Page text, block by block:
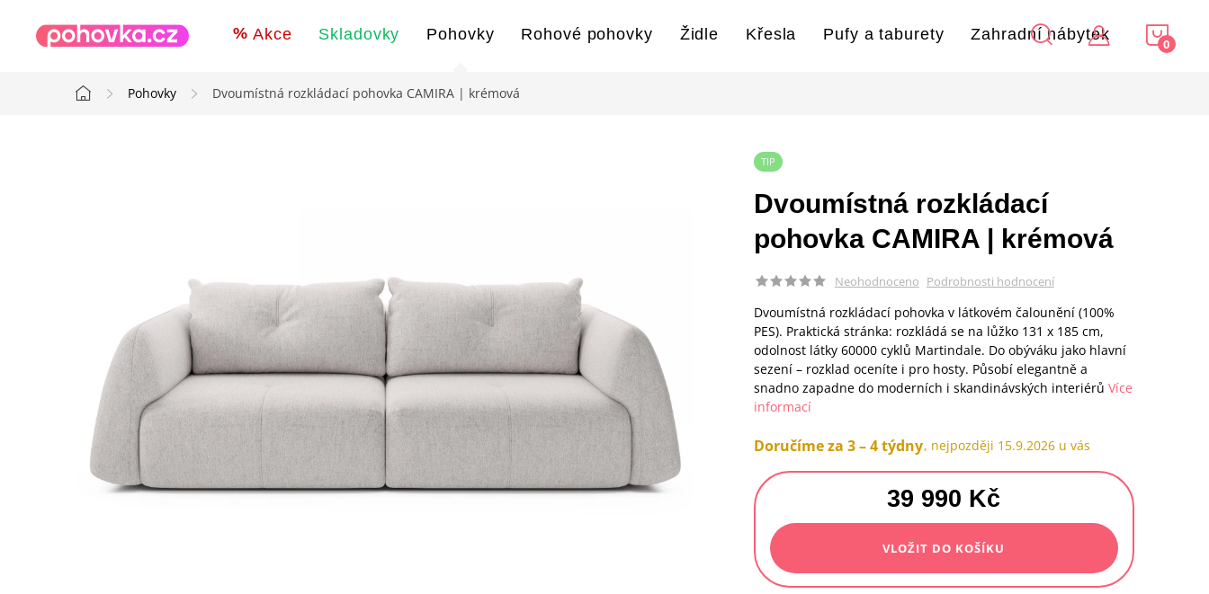
Akce Skladovky Pohovky Rohové pohovky Židle Křesla Pufy a taburety Zahradní nábytek
Domů
Pohovky Dvoumístná rozkládací pohovka CAMIRA | krémová
TIP
Dvoumístná rozkládací
pohovka CAMIRA | krémová
Neohodnoceno Podrobnosti hodnocení
Dvoumístná rozkládací pohovka v látkovém čalounění (100%
PES). Praktická stránka: rozkládá se na lůžko 131 x 185 cm,
odolnost látky 60000 cyklů Martindale. Do obýváku jako hlavní
sezení – rozklad oceníte i pro hosty. Působí elegantně a
snadno zapadne do moderních i skandinávských interiérů Více
informací
Doručíme za 3 – 4 týdny 15.9.2026
39 990 Kč
Měrná
cena:
VLOŽIT DO KOŠÍKU